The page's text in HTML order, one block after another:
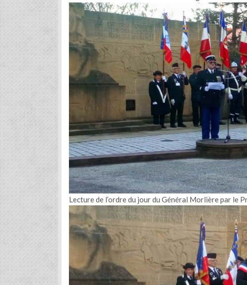
Lecture de l’ordre du jour du Général Morlière par le